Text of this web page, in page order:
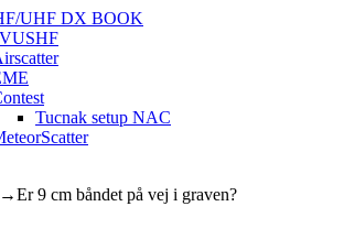
UHF DX BOOK
Tucnak setup NAC
→Er 9 cm båndet på vej i graven?